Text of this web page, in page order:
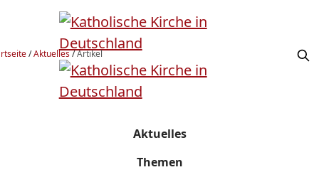
/Aktuelles/Artikel
Aktuelles
Themen